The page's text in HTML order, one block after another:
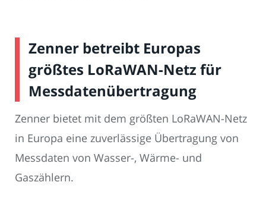
Zenner betreibt Europas
größtes LoRaWAN-Netz für
Messdatenübertragung
Zenner bietet mit dem größten LoRaWAN-Netz
in Europa eine zuverlässige Übertragung von
Messdaten von Wasser-, Wärme- und
Gaszählern.